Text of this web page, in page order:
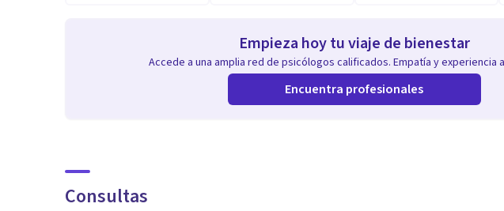
Sensibilidad, empatía, y autenticidad.
Empieza hoy tu viaje de bienestar
Accede a una amplia red de psicólogos calificados. Empatía y experiencia
Encuentra profesionales
Consultas